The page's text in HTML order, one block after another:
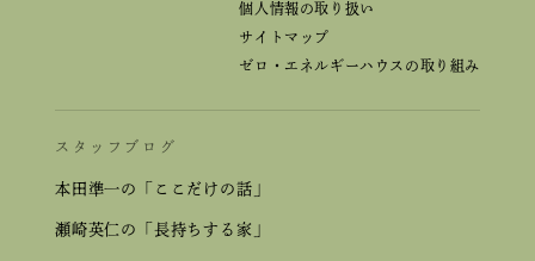
個人情報の取り扱い
サイトマップ
ゼロ・エネルギーハウスの取り組み
スタッフブログ
本田準一の「ここだけの話」
瀬崎英仁の「長持ちする家」